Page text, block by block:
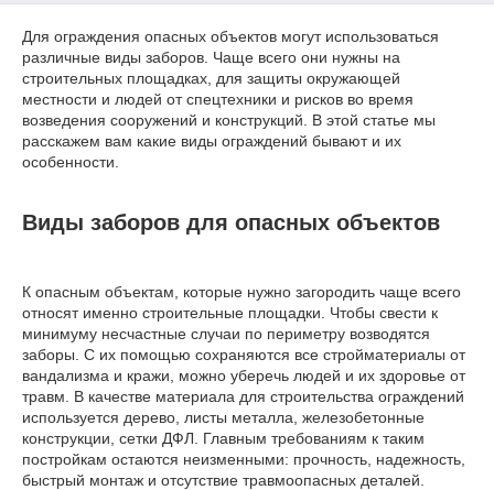
Для ограждения опасных объектов могут использоваться
различные виды заборов. Чаще всего они нужны на
строительных площадках, для защиты окружающей
местности и людей от спецтехники и рисков во время
возведения сооружений и конструкций. В этой статье мы
расскажем вам какие виды ограждений бывают и их
особенности.
Виды заборов для опасных объектов
К опасным объектам, которые нужно загородить чаще всего
относят именно строительные площадки. Чтобы свести к
минимуму несчастные случаи по периметру возводятся
заборы. С их помощью сохраняются все стройматериалы от
вандализма и кражи, можно уберечь людей и их здоровье от
травм. В качестве материала для строительства ограждений
используется дерево, листы металла, железобетонные
конструкции, сетки ДФЛ. Главным требованиям к таким
постройкам остаются неизменными: прочность, надежность,
быстрый монтаж и отсутствие травмоопасных деталей.